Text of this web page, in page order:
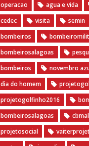
operacao
agua e vida
cedec
visita semin
bombeiros
bombeirosalagoas
bombeiros
novembro
dia do homem
‎projetogolfinho2016
‎bombeirosalagoas‬
‎cbmal‬
‎projetosocial‬‪